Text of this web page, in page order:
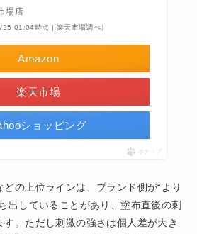
場店
25 01:04時点 | 楽天市場調べ）
Amazon
楽天市場
ショッピング
ポチップ
の上位ラインは、ブランド側が“より
出していることがあり、塗布直後の刺
。ただし刺激の強さは個人差が大き